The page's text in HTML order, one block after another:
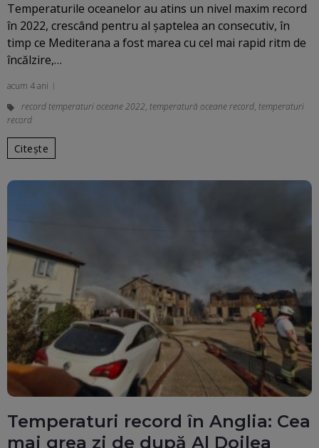
Temperaturile oceanelor au atins un nivel maxim record
în 2022, crescând pentru al şaptelea an consecutiv, în
timp ce Mediterana a fost marea cu cel mai rapid ritm de
încălzire,…
acum 4 ani
record temperaturi oceane 2022, temperatură oceane record, temperaturi
record
Citește
Temperaturi record în Anglia: Cea
mai grea zi de după Al Doilea